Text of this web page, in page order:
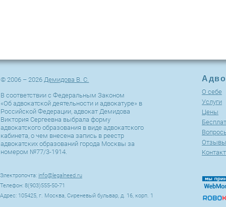
© 2006 – 2026Демидова В. С.
В соответствии с Федеральным Законом
«Об адвокатской деятельности и адвокатуре» в
Российской Федерации, адвокат Демидова
Виктория Сергеевна выбрала форму
адвокатского образования в виде адвокатского
кабинета, о чем внесена запись в реестр
адвокатских образований города Москвы за
номером №77/3-1914.
Электропочта: info@legalneed.ru
Телефон: 8(903)555-50-71
Адрес: 105425, г. Москва, Сиреневый бульвар, д. 16, корп. 1
О себе
Услуги
Цены
Отзывы